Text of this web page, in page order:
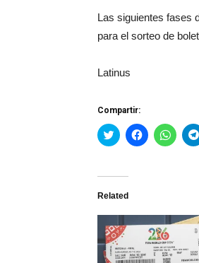
Las siguientes fases
para el sorteo de
Latinus
Compartir:
Haz
clic
Twitter
abre
una
ventana
nueva)
Haz
clic
una
ventana
nueva)
Haz
clic
una
nueva)
Related